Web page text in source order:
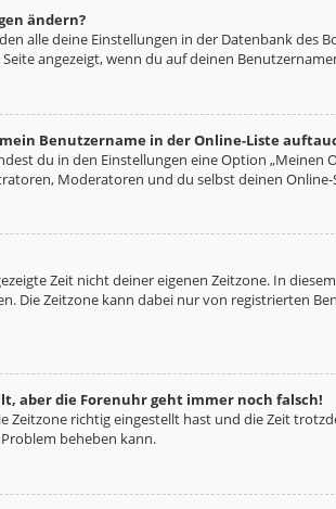
ändern?
alle deine Einstellungen in der Datenbank des
angezeigt, wenn du auf deinen
Benutzername in der Online-Liste
du in den Einstellungen eine Option „Meinen
Moderatoren und du selbst deinen
Zeit nicht deiner eigenen Zeitzone. In
Die Zeitzone kann dabei nur von registrierten
aber die Forenuhr geht immer noch falsch!
Zeitzone richtig eingestellt hast und die Zeit
beheben kann.